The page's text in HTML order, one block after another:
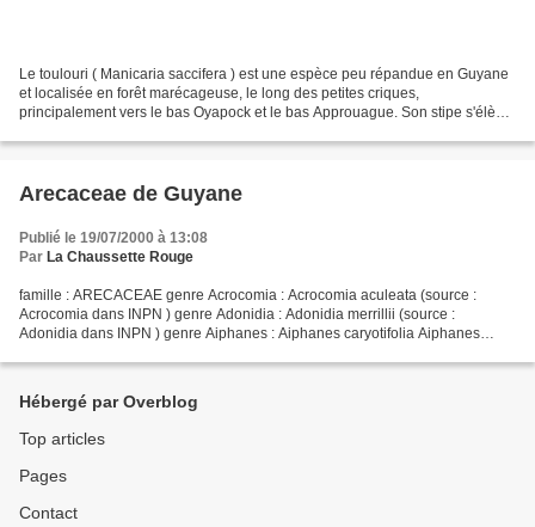
Le toulouri ( Manicaria saccifera ) est une espèce peu répandue en Guyane
et localisée en forêt marécageuse, le long des petites criques,
principalement vers le bas Oyapock et le bas Approuague. Son stipe s'élève
Arecaceae de Guyane
Publié le 19/07/2000 à 13:08
Par La Chaussette Rouge
famille : ARECACEAE genre Acrocomia : Acrocomia aculeata (source :
Acrocomia dans INPN ) genre Adonidia : Adonidia merrillii (source :
Adonidia dans INPN ) genre Aiphanes : Aiphanes caryotifolia Aiphanes
Hébergé par Overblog
Top articles
Pages
Contact